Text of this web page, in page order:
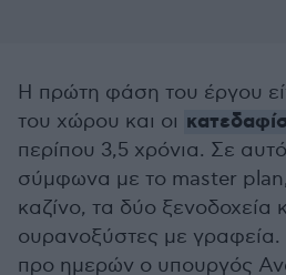
Η πρώτη φάση του έργου
του χώρου και οι
περίπου 3,5 χρόνια. Σε
σύμφωνα με το master plan,
καζίνο, τα δύο ξενοδοχεία
ουρανοξύστες με γραφεία.
προ ημερών ο υπουργός